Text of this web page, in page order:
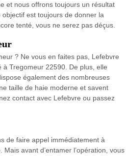
et nous offrons toujours un résultat
objectif est toujours de donner la
tenté, vous ne serez pas déçus.
? Ne vous en faites pas, Lefebvre
Tregomeur 22590. De plus, elle
également des nombreuses
taille de haie moderne et savent
contact avec Lefebvre ou passez
de faire appel immédiatement à
avant d’entamer l’opération, vous